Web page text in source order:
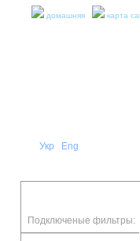
домашняя карта
Укр Eng
Подключеные фильтры: